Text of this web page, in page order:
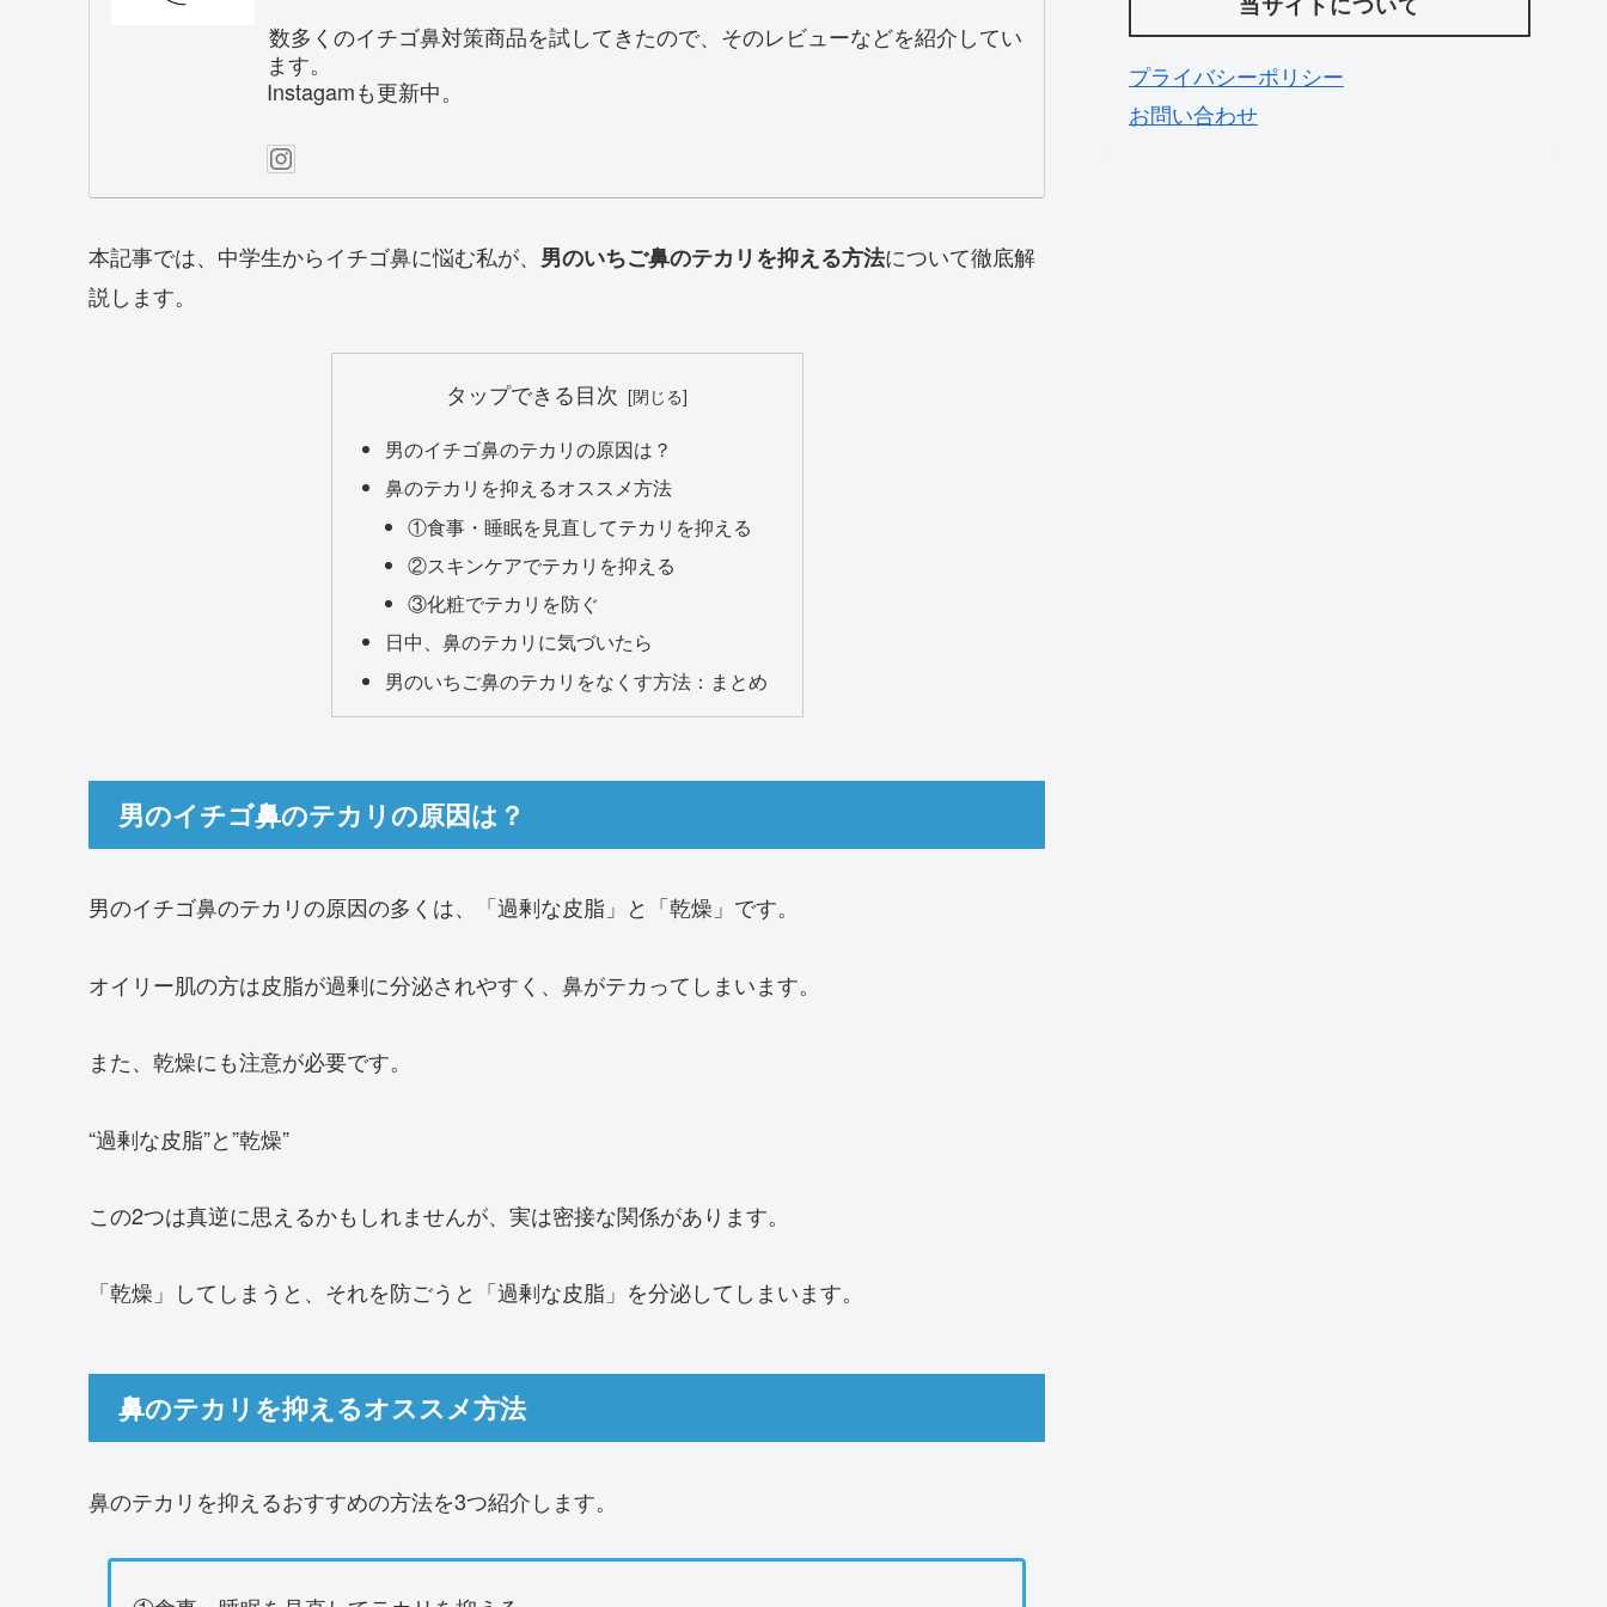
数多くのイチゴ鼻対策商品を試してきたので、そのレビューなどを紹介してい
ます。
Instagamも更新中。
本記事では、中学生からイチゴ鼻に悩む私が、 男のいちご鼻のテカリを抑える方法について徹底解
説します。
タップできる目次
男のイチゴ鼻のテカリの原因は？
鼻のテカリを抑えるオススメ方法
①食事・睡眠を見直してテカリを抑える
②スキンケアでテカリを抑える
③化粧でテカリを防ぐ
日中、鼻のテカリに気づいたら
男のいちご鼻のテカリをなくす方法：まとめ
男のイチゴ鼻のテカリの原因は？
男のイチゴ鼻のテカリの原因の多くは、「過剰な皮脂」と「乾燥」です。
オイリー肌の方は皮脂が過剰に分泌されやすく、鼻がテカってしまいます。
また、乾燥にも注意が必要です。
“過剰な皮脂”と”乾燥”
この2つは真逆に思えるかもしれませんが、実は密接な関係があります。
「乾燥」してしまうと、それを防ごうと「過剰な皮脂」を分泌してしまいます。
鼻のテカリを抑えるオススメ方法
鼻のテカリを抑えるおすすめの方法を3つ紹介します。
プライバシーポリシー
お問い合わせ